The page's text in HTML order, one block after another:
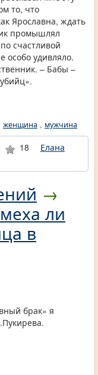
то, что
Ярославна, ждать
промышлял
счастливой
особо удивляло.
– Бабы –
женщина , мужчина
18
Елана
→
ли
в
брак» я